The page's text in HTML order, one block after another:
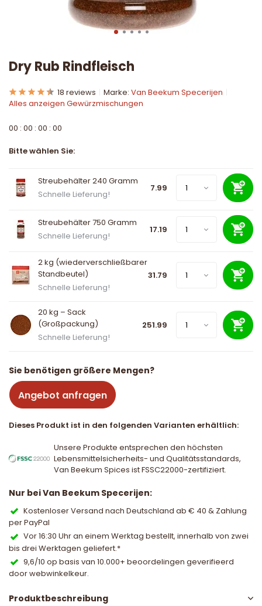
Dry Rub Rindfleisch
18 reviews Marke: Van Beekum Specerijen
Alles anzeigen Gewürzmischungen
00 : 00 : 00 : 00
Bitte wählen Sie:
Streubehälter 240 Gramm
Schnelle Lieferung!
7.99
Streubehälter 750 Gramm
Schnelle Lieferung!
17.19
2 kg (wiederverschließbarer
Standbeutel)
Schnelle Lieferung!
31.79
20 kg – Sack
(Großpackung)
Schnelle Lieferung!
251.99
Sie benötigen größere Mengen?
Angebot anfragen
Dieses Produkt ist in den folgenden Varianten erhältlich:
Unsere Produkte entsprechen den höchsten
Lebensmittelsicherheits- und Qualitätsstandards,
Van Beekum Spices ist FSSC22000-zertifiziert.
Nur bei Van Beekum Specerijen:
Kostenloser Versand nach Deutschland ab € 40 & Zahlung
per PayPal
Vor 16:30 Uhr an einem Werktag bestellt, innerhalb von zwei
bis drei Werktagen geliefert.*
9,6/10 op basis van 10.000+ beoordelingen geverifieerd
door webwinkelkeur.
Produktbeschreibung